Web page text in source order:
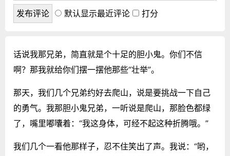
默认显示最近评论 打分
话说我那兄弟，简直就是个十足的胆小鬼。你们不信
啊？那我就给你们摆一摆他那些“壮举”。
那天，我们几个兄弟约好去爬山，说是要挑战一下自己
的勇气。我那胆小鬼兄弟，一听说是爬山，那脸色都绿
了，嘴里嘟囔着：“我这身体，可经不起这种折腾哦。”
我们几个一看他那样子，忍不住笑出了声。我说：“哟，